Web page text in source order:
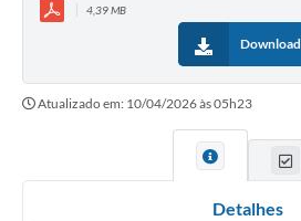
4,39 MB
Download
Atualizado em: 10/04/2026 às 05h23
Detalhes